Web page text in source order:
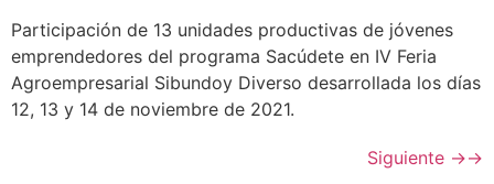
Participación de 13 unidades productivas de jóvenes
emprendedores del programa Sacúdete en IV Feria
Agroempresarial Sibundoy Diverso desarrollada los días
12, 13 y 14 de noviembre de 2021.
Siguiente →